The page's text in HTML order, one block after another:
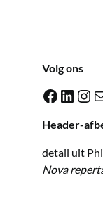
Volg ons
Facebook LinkedIn Instagram E-mail
Header-
detail uit
Nova